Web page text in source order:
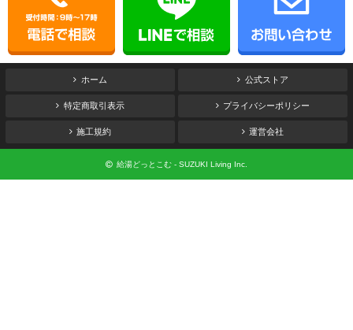
ホーム 公式ストア
特定商取引表示 プライバシーポリシー
施工規約 運営会社
給湯どっとこむ - SUZUKI Living Inc.